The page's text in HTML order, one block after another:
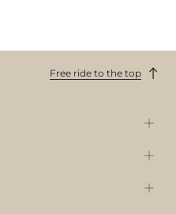
Free ride to the top